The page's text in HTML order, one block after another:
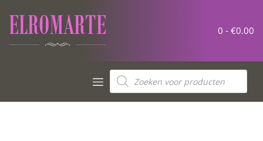
0 - €0.00